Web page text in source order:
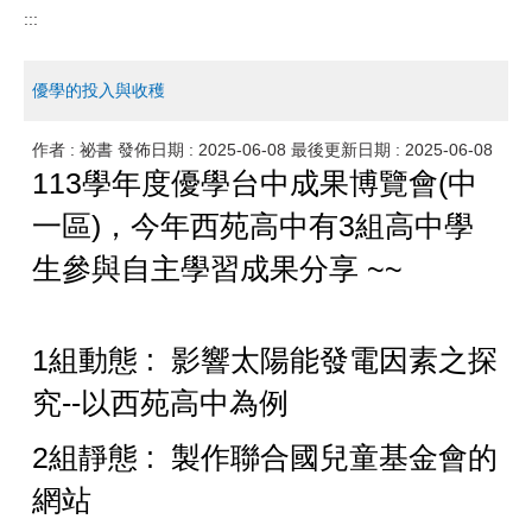
:::
優學的投入與收穫
作者 : 祕書 發佈日期 : 2025-06-08 最後更新日期 : 2025-06-08
113學年度優學台中成果博覽會(中
一區) ， 今年西苑高中有3組高中學
生參與自主學習成果分享 ~~
1組動態 : 影響太陽能發電因素之探
究--以西苑高中為例
2組靜態 : 製作聯合國兒童基金會的
網站